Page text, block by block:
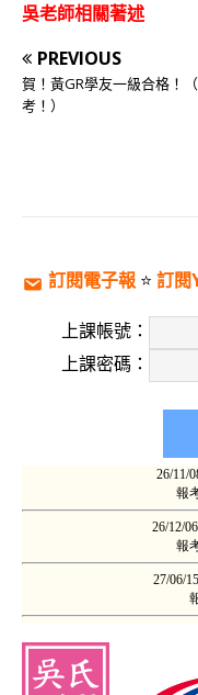
吳老師相關著述
PREVIOUS
賀！黃GR學友一級合格！
考！）
訂閱電子報 ⭐️ 訂
上課帳號：
上課密碼：